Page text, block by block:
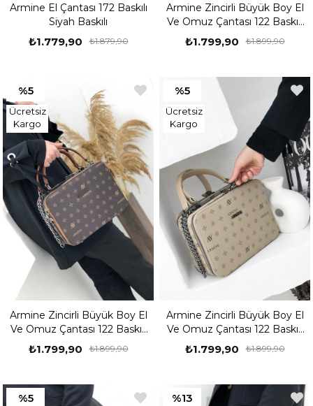
Armine El Çantası 172 Baskılı
Siyah Baskılı
₺1.779,90 ₺1.879,90
Armine Zincirli Büyük Boy El
Ve Omuz Çantası 122 Baskılı
Siyah Baskılı
₺1.799,90 ₺1.899,90
Armine Zincirli Büyük Boy El
Ve Omuz Çantası 122 Baskılı
Kahve Baskılı
₺1.799,90 ₺1.899,90
%5
Ücretsiz
Kargo
Armine Zincirli Büyük Boy El
Ve Omuz Çantası 122 Baskılı
Vizon Baskılı
₺1.799,90 ₺1.899,90
%5
Ücretsiz
Kargo
%5 %13